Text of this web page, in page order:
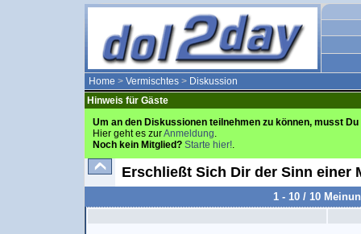
Home > Vermischtes > Diskussion
Hinweis für Gäste
Um an den Diskussionen teilnehmen zu können, musst
Hier geht es zurAnmeldung.
Noch kein Mitglied? Starte hier!.
Erschließt Sich Dir der Sinn einer
1 - 10 / 10